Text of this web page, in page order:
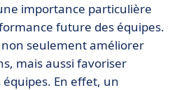
importance particulière
future des équipes.
seulement améliorer
mais aussi favoriser
En effet, un